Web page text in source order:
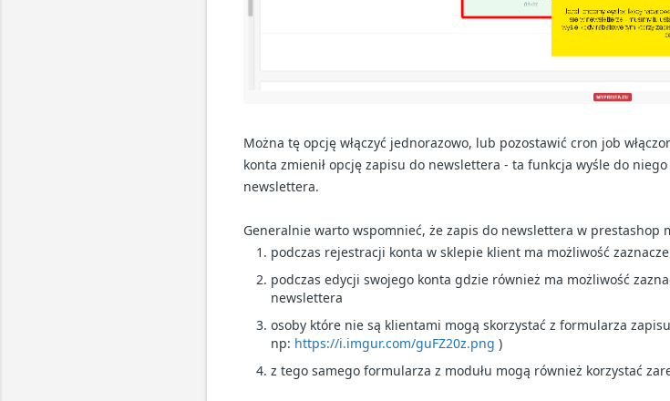
Można tę opcję włączyć jednorazowo, lub pozostawić cron job
konta zmienił opcję zapisu do newslettera - ta funkcja wyśle do
newslettera.
Generalnie warto wspomnieć, że zapis do newslettera w prestashop
podczas rejestracji konta w sklepie klient ma możliwość
podczas edycji swojego konta gdzie również ma możliwość
newslettera
osoby które nie są klientami mogą skorzystać z formularza
np: https://i.imgur.com/guFZ20z.png )
z tego samego formularza z modułu mogą również korzystać